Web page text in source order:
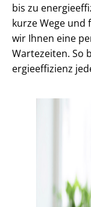
bis zu
kurze Wege
wir Ihnen eine
Wartezeiten. So
er­gie­ef­fi­zi­enz